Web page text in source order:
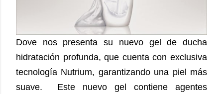
Dove nos presenta su nuevo gel de ducha
hidratación profunda, que cuenta con exclusiva
tecnología Nutrium, garantizando una piel más
suave. Este nuevo gel contiene agentes